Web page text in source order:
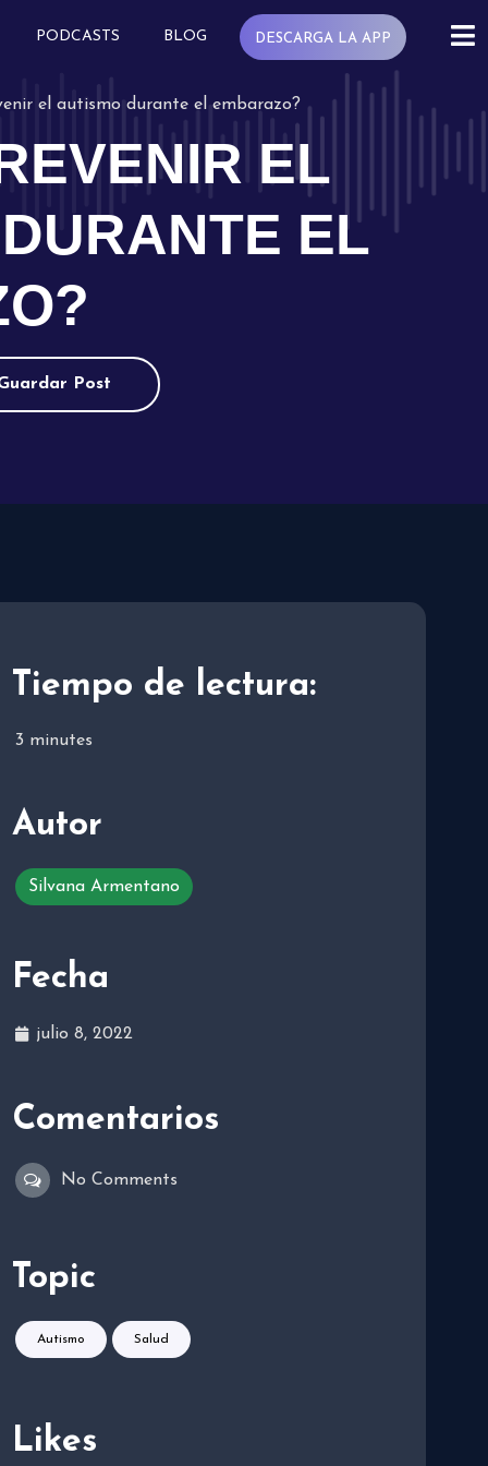
PODCASTS BLOG DESCARGA LA APP
el autismo durante el embarazo?
EL
EL
Post
Tiempo de lectura:
3 minutes
Autor
Silvana Armentano
Fecha
julio 8, 2022
Comentarios
No Comments
Topic
Autismo Salud
Likes